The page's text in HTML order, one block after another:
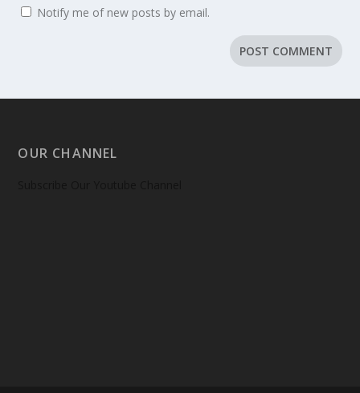
Notify me of new posts by email.
OUR CHANNEL